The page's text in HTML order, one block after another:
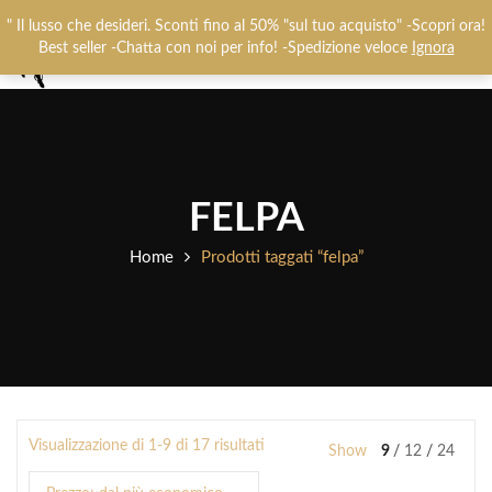
" Il lusso che desideri. Sconti fino al 50% "sul tuo acquisto" -Scopri ora!
Best seller -Chatta con noi per info! -Spedizione veloce Ignora
0
FELPA
Home Prodotti taggati “felpa”
Visualizzazione di 1-9 di 17 risultati
Prezzo:
Show 9 12 24